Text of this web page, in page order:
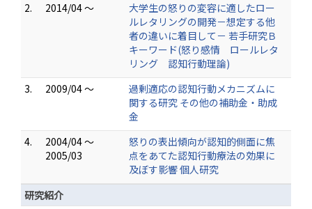
2.
2014/04 ～
大学生の怒りの変容に適したロー
ルレタリングの開発－想定する他
者の違いに着目して－ 若手研究Ｂ
キーワード(怒り感情 ロールレタ
リング 認知行動理論)
3.
2009/04 ～
過剰適応の認知行動メカニズムに
関する研究 その他の補助金・助成
金
4.
2004/04 ～
2005/03
怒りの表出傾向が認知的側面に焦
点をあてた認知行動療法の効果に
及ぼす影響 個人研究
研究紹介